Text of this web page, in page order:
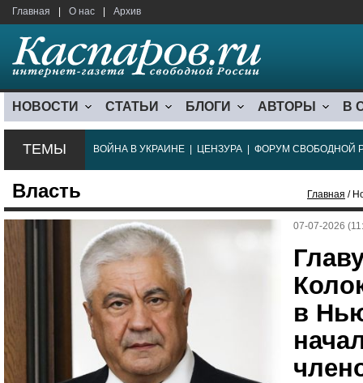
Главная О нас Архив
НОВОСТИ СТАТЬИ БЛОГИ АВТОРЫ В
ТЕМЫ ВОЙНА В УКРАИНЕ ЦЕНЗУРА ФОРУМ СВОБОДНОЙ
Власть Главная /
07-07-2026
в